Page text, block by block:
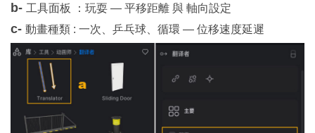
b- 工具面板 ：玩耍 — 平移距離 與 軸向設定
c- 動畫種類 : 一次、乒乓球、循環 — 位移速度延遲